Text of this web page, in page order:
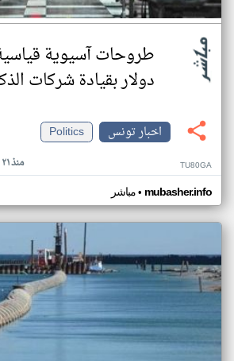
دولار بقيادة شركات
اخبار تونس
Politics
منذ ٢١ ساعة TU80GA
مباشر• mubasher.info